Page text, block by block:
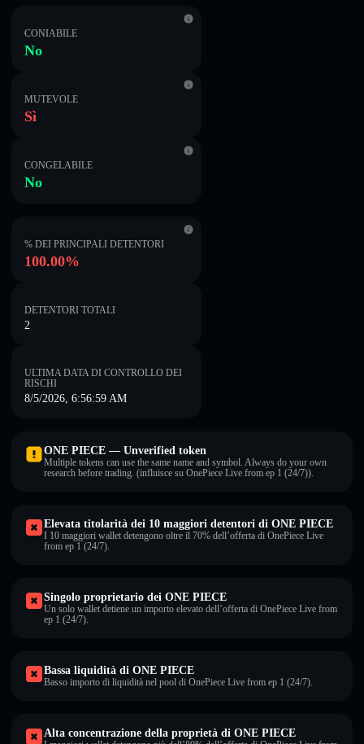
CONIABILE
No
MUTEVOLE
Sì
CONGELABILE
No
% DEI PRINCIPALI DETENTORI
100.00%
DETENTORI TOTALI
2
ULTIMA DATA DI CONTROLLO DEI
RISCHI
8/5/2026, 6:56:59 AM
ONE PIECE — Unverified token
Multiple tokens can use the same name and symbol. Always do your own
research before trading. (influisce su OnePiece Live from ep 1 (24/7)).
Elevata titolarità dei 10 maggiori detentori di ONE PIECE
I 10 maggiori wallet detengono oltre il 70% dell’offerta di OnePiece Live
from ep 1 (24/7).
Singolo proprietario dei ONE PIECE
Un solo wallet detiene un importo elevato dell’offerta di OnePiece Live from
ep 1 (24/7).
Bassa liquidità di ONE PIECE
Basso importo di liquidità nel pool di OnePiece Live from ep 1 (24/7).
Alta concentrazione della proprietà di ONE PIECE